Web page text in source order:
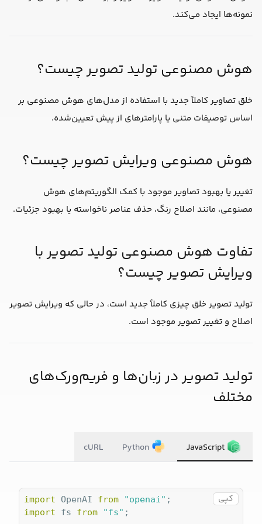
نمونه‌ها ایجاد می‌کند.
هوش مصنوعی تولید تصویر چیست؟
خلق تصاویر کاملاً جدید با استفاده از مدل‌های هوش مصنوعی بر
اساس توصیفات متنی یا پارامترهای از پیش تعیین‌شده.
هوش مصنوعی ویرایش تصویر چیست؟
تغییر یا بهبود تصاویر موجود با کمک الگوریتم‌های هوش
مصنوعی، مانند اصلاح رنگ، حذف عناصر ناخواسته یا بهبود جزئیات.
تفاوت هوش مصنوعی تولید تصویر با
ویرایش تصویر چیست؟
تولید تصویر خلق چیزی کاملاً جدید است، در حالی که ویرایش تصویر
اصلاح و تغییر تصویر موجود است.
تولید تصویر در زبان‌ها و فریم‌ورک‌های
مختلف
JavaScript
Python
cURL
کپی import OpenAI from "openai"
import fs from "fs" ;